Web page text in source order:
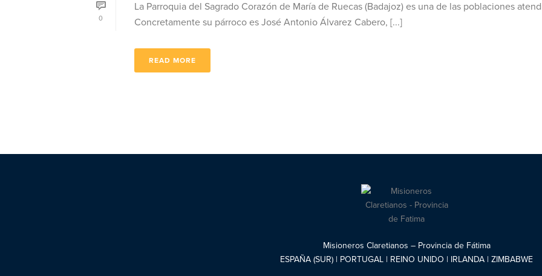
0
La Parroquia del Sagrado Corazón de María de Ruecas (Badajoz) es una de las poblaciones
Concretamente su párroco es José Antonio Álvarez Cabero, [...]
READ MORE
Misioneros Claretianos – Provincia de Fátima
ESPAÑA (SUR) | PORTUGAL | REINO UNIDO | IRLANDA | ZIMBABWE